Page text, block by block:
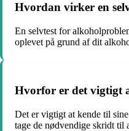
Hvordan virker en
En selvtest for
oplevet på grund af dit
Hvorfor er det vigtigt
Det er vigtigt at kende til
tage de nødvendige skridt